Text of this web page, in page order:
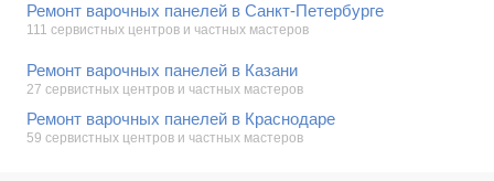
Ремонт варочных панелей в Санкт-Петербурге
111 сервистных центров и частных мастеров
Ремонт варочных панелей в Казани
27 сервистных центров и частных мастеров
Ремонт варочных панелей в Краснодаре
59 сервистных центров и частных мастеров